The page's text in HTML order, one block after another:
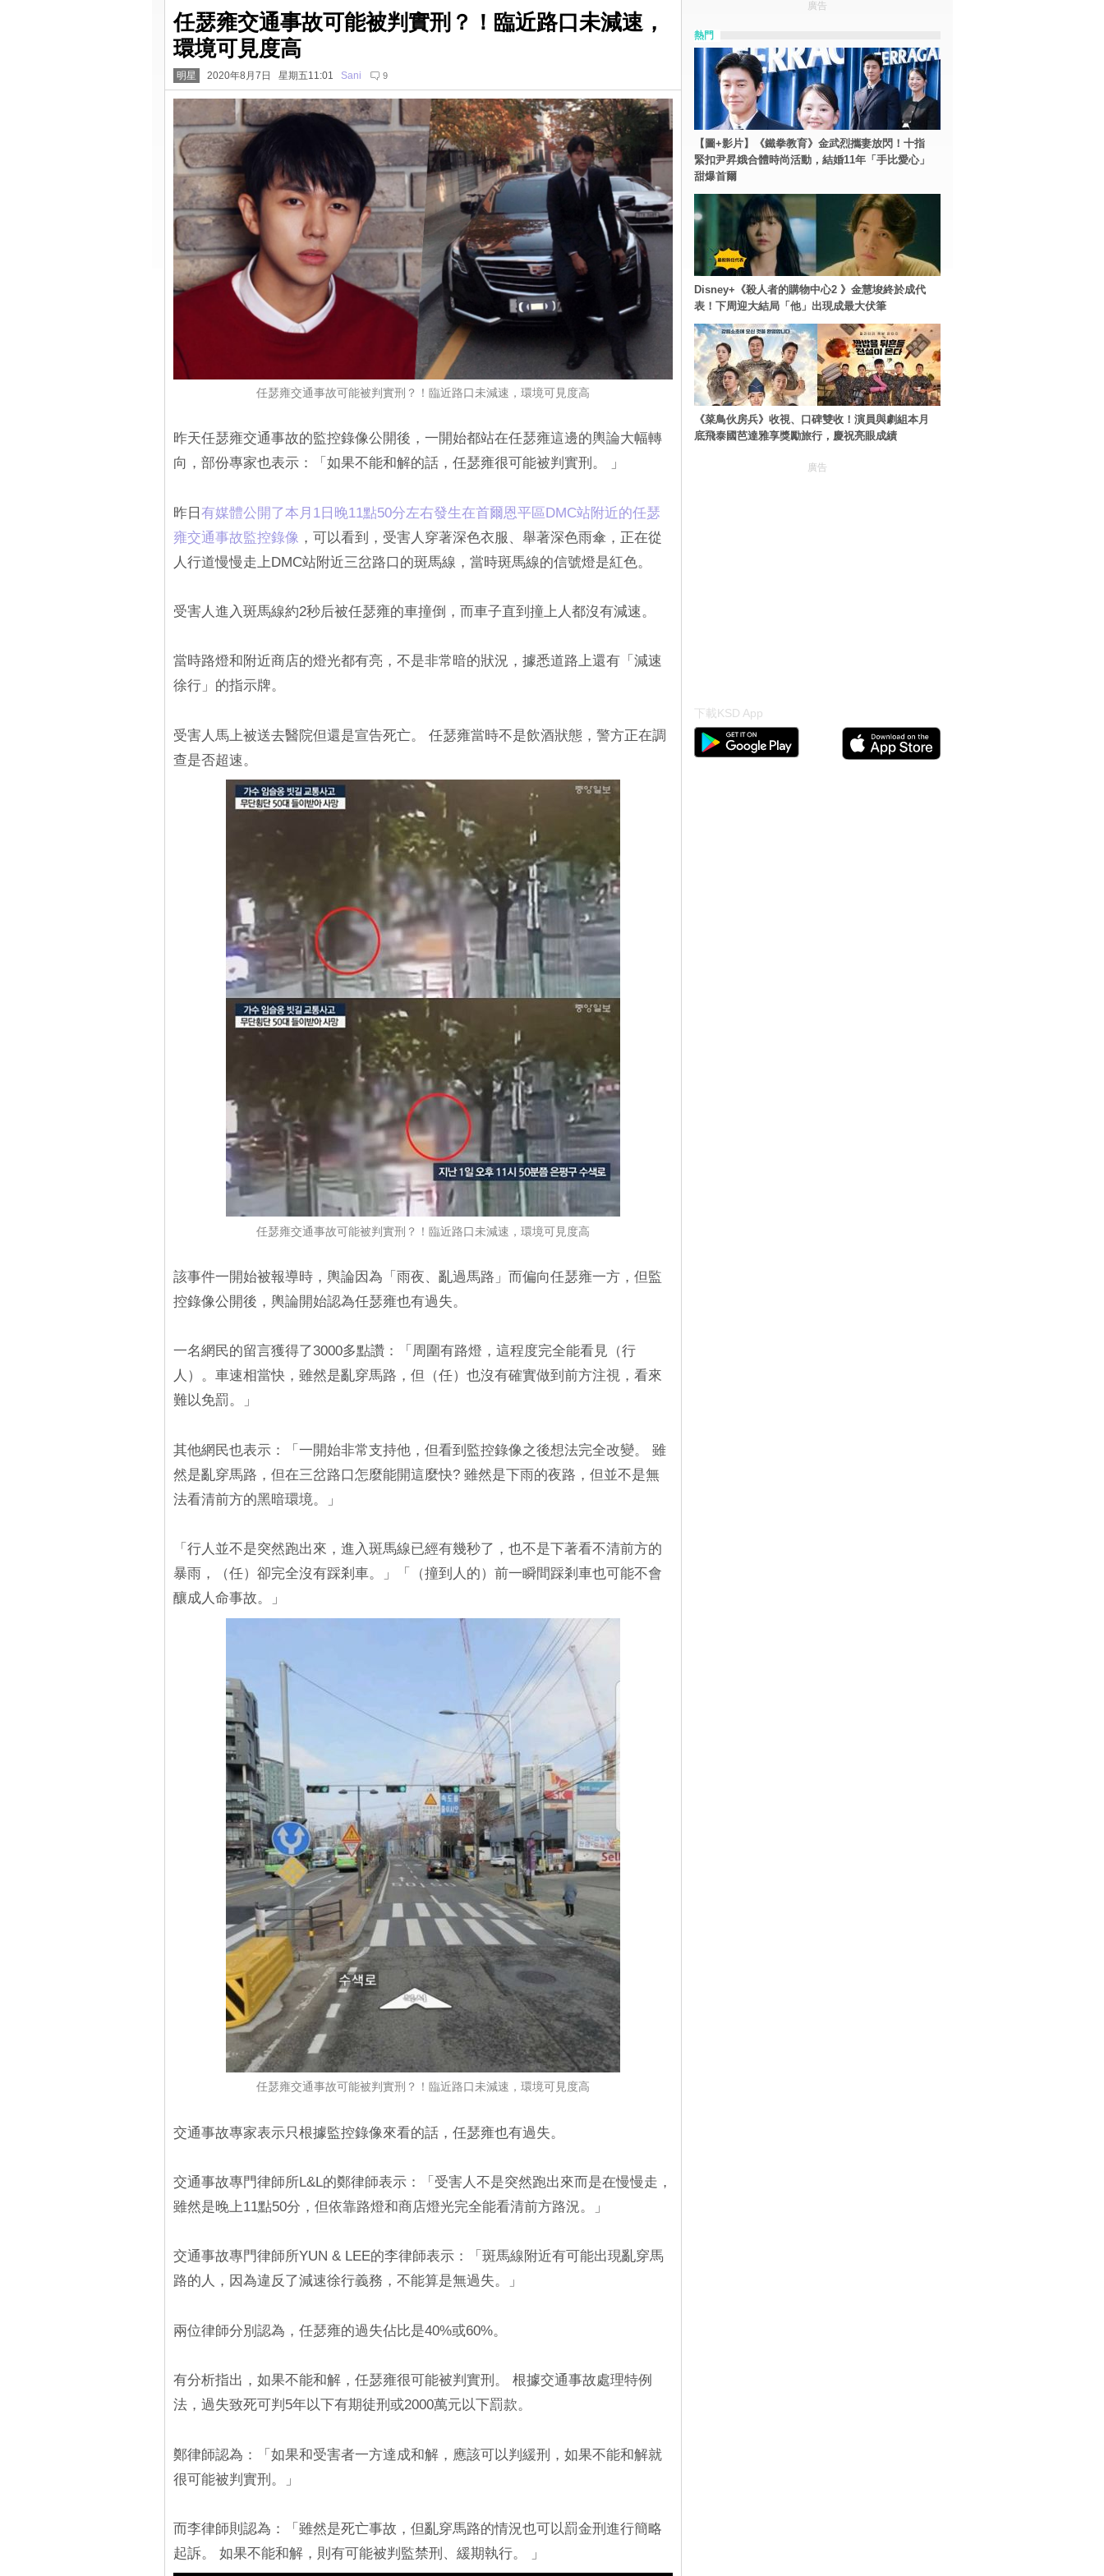
任瑟雍交通事故可能被判實刑？！臨近路口未減速，
環境可見度高
明星 2020年8月7日 星期五11:01 Sani 9
任瑟雍交通事故可能被判實刑？！臨近路口未減速，環境可見度高
昨天任瑟雍交通事故的監控錄像公開後，一開始都站在任瑟雍這邊的輿論大幅轉
向，部份專家也表示：「如果不能和解的話，任瑟雍很可能被判實刑。 」
昨日 有媒體公開了本月1日晚11點50分左右發生在首爾恩平區DMC站附近的任瑟
雍交通事故監控錄像 ，可以看到，受害人穿著深色衣服、舉著深色雨傘，正在從
人行道慢慢走上DMC站附近三岔路口的斑馬線，當時斑馬線的信號燈是紅色。
受害人進入斑馬線約2秒后被任瑟雍的車撞倒，而車子直到撞上人都沒有減速。
當時路燈和附近商店的燈光都有亮，不是非常暗的狀況，據悉道路上還有「減速
徐行」的指示牌。
受害人馬上被送去醫院但還是宣告死亡。 任瑟雍當時不是飲酒狀態，警方正在調
查是否超速。
任瑟雍交通事故可能被判實刑？！臨近路口未減速，環境可見度高
該事件一開始被報導時，輿論因為「雨夜、亂過馬路」而偏向任瑟雍一方，但監
控錄像公開後，輿論開始認為任瑟雍也有過失。
一名網民的留言獲得了3000多點讚：「周圍有路燈，這程度完全能看見（行
人）。車速相當快，雖然是亂穿馬路，但（任）也沒有確實做到前方注視，看來
難以免罰。」
其他網民也表示：「一開始非常支持他，但看到監控錄像之後想法完全改變。 雖
然是亂穿馬路，但在三岔路口怎麼能開這麼快? 雖然是下雨的夜路，但並不是無
法看清前方的黑暗環境。」
「行人並不是突然跑出來，進入斑馬線已經有幾秒了，也不是下著看不清前方的
暴雨，（任）卻完全沒有踩剎車。」「（撞到人的）前一瞬間踩剎車也可能不會
釀成人命事故。」
任瑟雍交通事故可能被判實刑？！臨近路口未減速，環境可見度高
交通事故專家表示只根據監控錄像來看的話，任瑟雍也有過失。
交通事故專門律師所L&L的鄭律師表示：「受害人不是突然跑出來而是在慢慢走，
雖然是晚上11點50分，但依靠路燈和商店燈光完全能看清前方路況。」
交通事故專門律師所YUN & LEE的李律師表示：「斑馬線附近有可能出現亂穿馬
路的人，因為違反了減速徐行義務，不能算是無過失。」
兩位律師分別認為，任瑟雍的過失佔比是40%或60%。
有分析指出，如果不能和解，任瑟雍很可能被判實刑。 根據交通事故處理特例
法，過失致死可判5年以下有期徒刑或2000萬元以下罰款。
鄭律師認為：「如果和受害者一方達成和解，應該可以判緩刑，如果不能和解就
很可能被判實刑。」
而李律師則認為：「雖然是死亡事故，但亂穿馬路的情況也可以罰金刑進行簡略
起訴。 如果不能和解，則有可能被判監禁刑、緩期執行。 」
廣告
熱門
【圖+影片】《鐵拳教育》金武烈攜妻放閃！十指
緊扣尹昇娥合體時尚活動，結婚11年「手比愛心」
甜爆首爾
Disney+《殺人者的購物中心2 》金慧埈終於成代
表！下周迎大結局「他」出現成最大伏筆
《菜鳥伙房兵》收視、口碑雙收！演員與劇組本月
底飛泰國芭達雅享獎勵旅行，慶祝亮眼成績
廣告
下載KSD App